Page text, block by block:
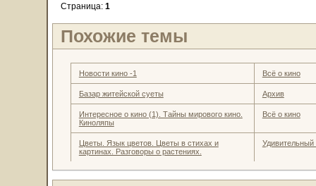
Страница: 1
Похожие темы
Новости кино -1 Всё о кино
Базар житейской суеты Архив
Интересное о кино (1). Тайны мирового кино.
Киноляпы
Всё о кино
Цветы. Язык цветов. Цветы в стихах и
картинах. Разговоры о растениях.